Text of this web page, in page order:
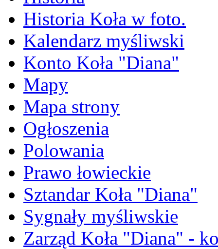
Historia Koła w foto.
Kalendarz myśliwski
Konto Koła "Diana"
Mapy
Mapa strony
Ogłoszenia
Polowania
Prawo łowieckie
Sztandar Koła "Diana"
Sygnały myśliwskie
Zarząd Koła "Diana" -